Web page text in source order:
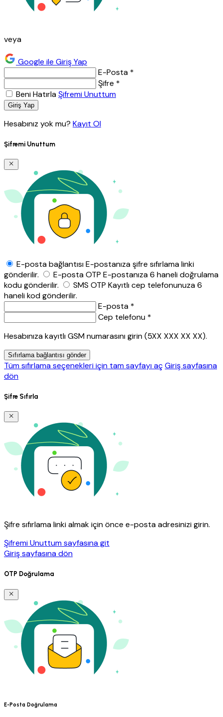
veya
Google ile Giriş Yap
E-Posta *
Şifre *
Beni HatırlaŞifremi Unuttum
Giriş Yap
Hesabınız yok mu? Kayıt Ol
Şifremi Unuttum
E-posta bağlantısıE-postanıza şifre sıfırlama linki
gönderilir.
E-posta OTP E-postanıza 6 haneli doğrulama
kodu gönderilir.
SMS OTP Kayıtlı cep telefonunuza 6
haneli kod gönderilir.
E-posta *
Cep telefonu *
Hesabınıza kayıtlı GSM numarasını girin (5XX XXX XX XX).
Sıfırlama bağlantısı gönder
Tüm sıfırlama seçenekleri için tam sayfayı açGiriş sayfasına
dön
Şifre Sıfırla
Şifre sıfırlama linki almak için önce e-posta adresinizi girin.
Şifremi Unuttum sayfasına git
Giriş sayfasına dön
OTP Doğrulama
E-Posta Doğrulama